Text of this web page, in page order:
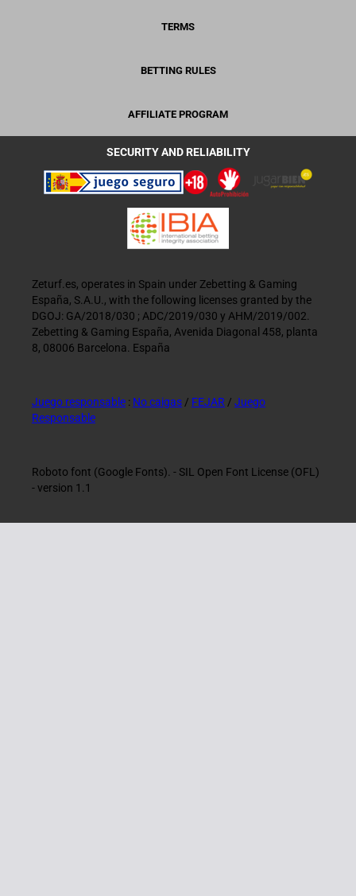
TERMS
BETTING RULES
AFFILIATE PROGRAM
SECURITY AND RELIABILITY
Zeturf.es, operates in Spain under Zebetting & Gaming
España, S.A.U., with the following licenses granted by the
DGOJ: GA/2018/030 ; ADC/2019/030 y AHM/2019/002.
Zebetting & Gaming España, Avenida Diagonal 458, planta
8, 08006 Barcelona. España
Juego responsable : No caigas / FEJAR / Juego
Responsable
Roboto font (Google Fonts). - SIL Open Font License (OFL)
- version 1.1